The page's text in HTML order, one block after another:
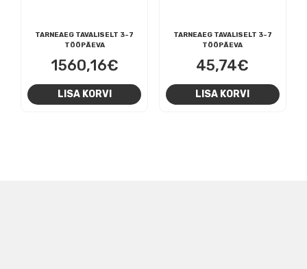
TARNEAEG TAVALISELT 3-7
TÖÖPÄEVA
1560,16€
LISA KORVI
TARNEAEG TAVALISELT 3-7
TÖÖPÄEVA
45,74€
LISA KORVI